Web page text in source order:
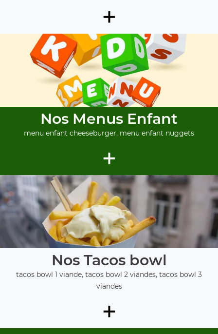
+
Nos Menus Enfant
menu enfant cheeseburger, menu enfant nuggets
+
Nos Tacos bowl
tacos bowl 1 viande, tacos bowl 2 viandes, tacos bowl 3
viandes
+